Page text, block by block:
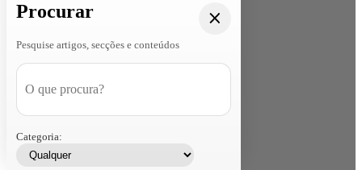
Procurar
Pesquise artigos, secções e conteúdos
Categoria: